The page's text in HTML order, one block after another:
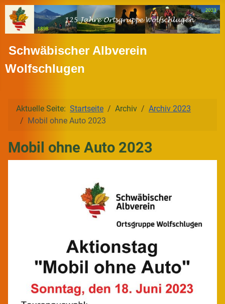
Schwäbischer Albverein
Wolfschlugen
Aktuelle Seite: Startseite Archiv
Archiv 2023
Mobil ohne Auto 2023
Mobil ohne Auto 2023